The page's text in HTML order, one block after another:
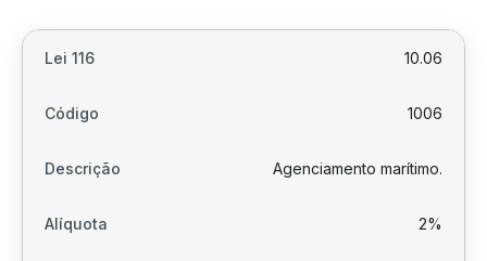
10.06
1006
Agenciamento marítimo.
2%